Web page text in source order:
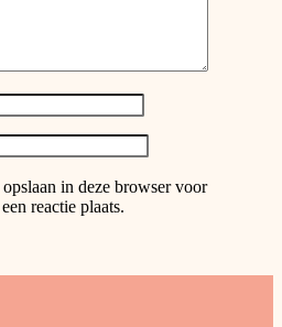
in deze browser voor
reactie plaats.